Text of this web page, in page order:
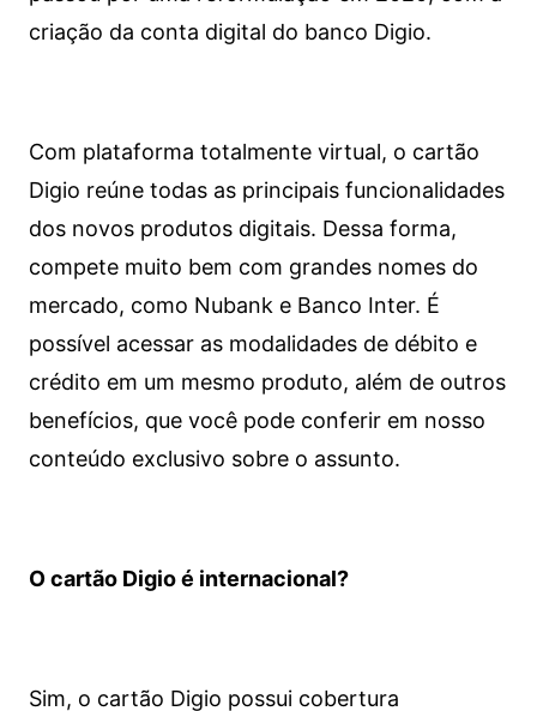
criação da conta digital do banco Digio.
Com plataforma totalmente virtual, o cartão
Digio reúne todas as principais funcionalidades
dos novos produtos digitais. Dessa forma,
compete muito bem com grandes nomes do
mercado, como Nubank e Banco Inter. É
possível acessar as modalidades de débito e
crédito em um mesmo produto, além de outros
benefícios, que você pode conferir em nosso
conteúdo exclusivo sobre o assunto.
O cartão Digio é internacional?
Sim, o cartão Digio possui cobertura